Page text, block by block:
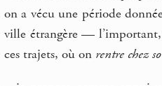
on a vécu une période
ville étrangère — l’important,
ces trajets, où on rentre chez